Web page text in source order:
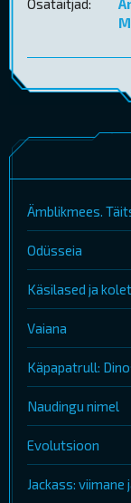
Osatäitjad:
Ämblikmees.
Odüsseia
Käsilased ja
Vaiana
Käpapatrull:
Naudingu nimel
Evolutsioon
Jackass: viimane